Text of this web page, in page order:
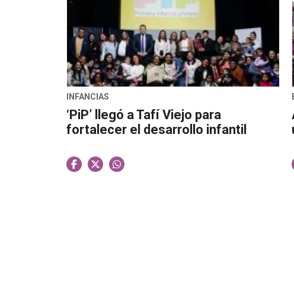
INFANCIAS
‘PiP’ llegó a Tafí Viejo para
fortalecer el desarrollo infantil